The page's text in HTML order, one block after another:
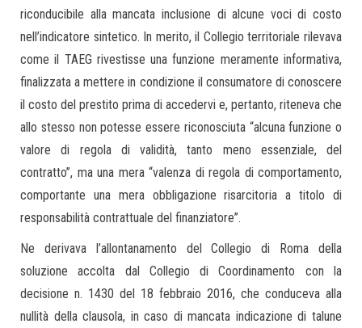
riconducibile alla mancata inclusione di alcune voci di costo
nell’indicatore sintetico. In merito, il Collegio territoriale rilevava
come il TAEG rivestisse una funzione meramente informativa,
finalizzata a mettere in condizione il consumatore di conoscere
il costo del prestito prima di accedervi e, pertanto, riteneva che
allo stesso non potesse essere riconosciuta “alcuna funzione o
valore di regola di validità, tanto meno essenziale, del
contratto”, ma una mera “valenza di regola di comportamento,
comportante una mera obbligazione risarcitoria a titolo di
responsabilità contrattuale del finanziatore”.
Ne derivava l’allontanamento del Collegio di Roma della
soluzione accolta dal Collegio di Coordinamento con la
decisione n. 1430 del 18 febbraio 2016, che conduceva alla
nullità della clausola, in caso di mancata indicazione di talune